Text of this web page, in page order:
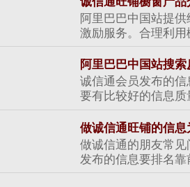
阿里巴巴中国站提
激励服务。合理利用
阿里巴巴中国站搜索
诚信通会员发布的
要有比较好的信息质
做诚信通旺铺的信息
做诚信通的朋友常
发布的信息要排名靠